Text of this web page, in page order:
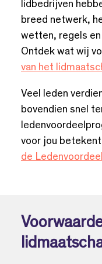
lidbedrijven
breed netwerk,
wetten, regels en
Ontdek wat wij
van het
Veel leden
bovendien snel
voor jou
de